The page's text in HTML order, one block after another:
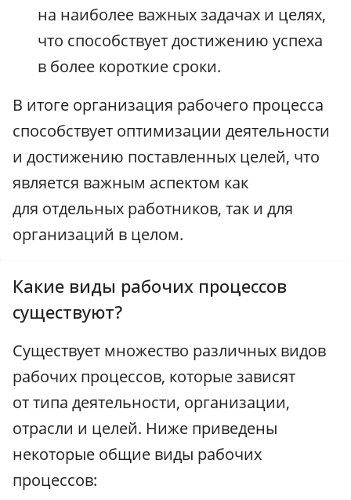
на наиболее важных задачах и целях,
что способствует достижению успеха
в более короткие сроки.
В итоге организация рабочего процесса
способствует оптимизации деятельности
и достижению поставленных целей, что
является важным аспектом как
для отдельных работников, так и для
организаций в целом.
Какие виды рабочих процессов
существуют?
Существует множество различных видов
рабочих процессов, которые зависят
от типа деятельности, организации,
отрасли и целей. Ниже приведены
некоторые общие виды рабочих
процессов: